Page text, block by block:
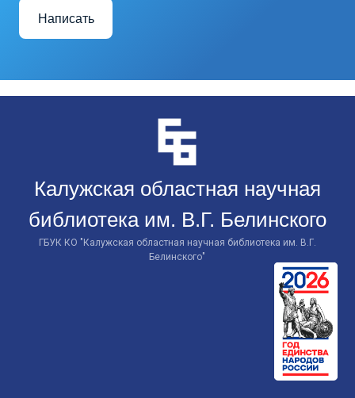
Написать
Калужская областная научная
библиотека им. В.Г. Белинского
ГБУК КО "Калужская областная научная библиотека им. В.Г.
Белинского"